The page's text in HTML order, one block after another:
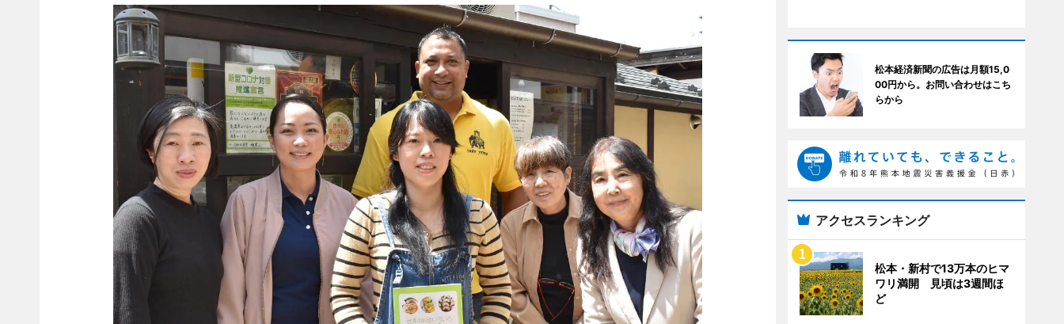
松本経済新聞の広告は月額15,0
00円から。お問い合わせはこち
らから
アクセスランキング
松本・新村で13万本のヒマ
ワリ満開 見頃は3週間ほ
ど